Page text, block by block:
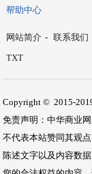
帮助中心
网站简介 - 联系我们
TXT
Copyright © 2015-
免责声明：中华商业
不代表本站赞同其观
陈述文字以及内容数